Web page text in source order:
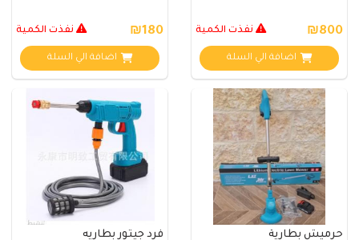
₪800 نفذت الكمية
اضافة الي السلة
₪180 نفذت الكمية
اضافة الي السلة
حرميش بطارية فرد جيتور بطاريه